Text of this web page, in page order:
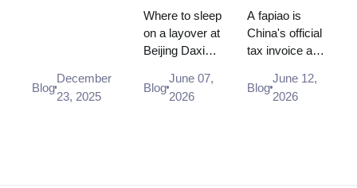
Airport -
Portable
Blog
December
23, 2025
Beijing
Daxing
Airport
(PKX):
Rest
Where to sleep
on a layover at
Beijing Daxing
free rest areas
and recliners,
Blog
June 07,
2026
Travelers:
How
China's
Receipts
A fapiao is
China's official
tax invoice and
expense
document that
Blog
June 12,
2026